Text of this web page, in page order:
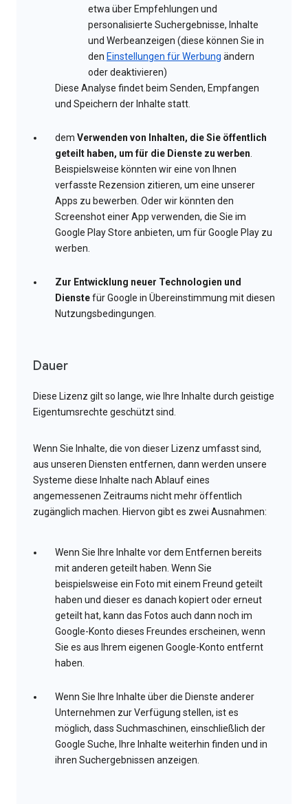
etwa über Empfehlungen und
personalisierte Suchergebnisse, Inhalte
und Werbeanzeigen (diese können Sie in
den Einstellungen für Werbung ändern
oder deaktivieren)
Diese Analyse findet beim Senden, Empfangen
und Speichern der Inhalte statt.
dem Verwenden von Inhalten, die Sie öffentlich
geteilt haben, um für die Dienste zu werben.
Beispielsweise könnten wir eine von Ihnen
verfasste Rezension zitieren, um eine unserer
Apps zu bewerben. Oder wir könnten den
Screenshot einer App verwenden, die Sie im
Google Play Store anbieten, um für Google Play zu
werben.
Zur Entwicklung neuer Technologien und
Dienstefür Google in Übereinstimmung mit diesen
Nutzungsbedingungen.
Dauer
Diese Lizenz gilt so lange, wie Ihre Inhalte durch geistige
Eigentumsrechte geschützt sind.
Wenn Sie Inhalte, die von dieser Lizenz umfasst sind,
aus unseren Diensten entfernen, dann werden unsere
Systeme diese Inhalte nach Ablauf eines
angemessenen Zeitraums nicht mehr öffentlich
zugänglich machen. Hiervon gibt es zwei Ausnahmen:
Wenn Sie Ihre Inhalte vor dem Entfernen bereits
mit anderen geteilt haben. Wenn Sie
beispielsweise ein Foto mit einem Freund geteilt
haben und dieser es danach kopiert oder erneut
geteilt hat, kann das Fotos auch dann noch im
Google-Konto dieses Freundes erscheinen, wenn
Sie es aus Ihrem eigenen Google-Konto entfernt
haben.
Wenn Sie Ihre Inhalte über die Dienste anderer
Unternehmen zur Verfügung stellen, ist es
möglich, dass Suchmaschinen, einschließlich der
Google Suche, Ihre Inhalte weiterhin finden und in
ihren Suchergebnissen anzeigen.